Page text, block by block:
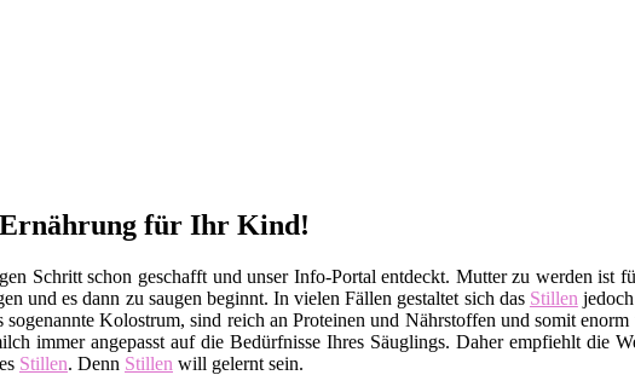
Ernährung für Ihr Kind!
Schritt schon geschafft und unser Info-Portal entdeckt. Mutter zu werden ist
und es dann zu saugen beginnt. In vielen Fällen gestaltet sich das Stillen
Kolostrum, sind reich an Proteinen und Nährstoffen und somit
immer angepasst auf die Bedürfnisse Ihres Säuglings. Daher empfiehlt die
Stillen. Denn Stillen will gelernt sein.